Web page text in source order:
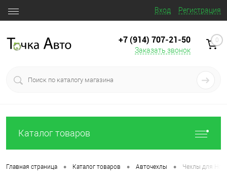
Вход Регистрация
+7 (914) 707‒21‒50
Заказать звонок
0
Каталог товаров
Главная страница • Каталог товаров • Авточехлы • Чехлы для